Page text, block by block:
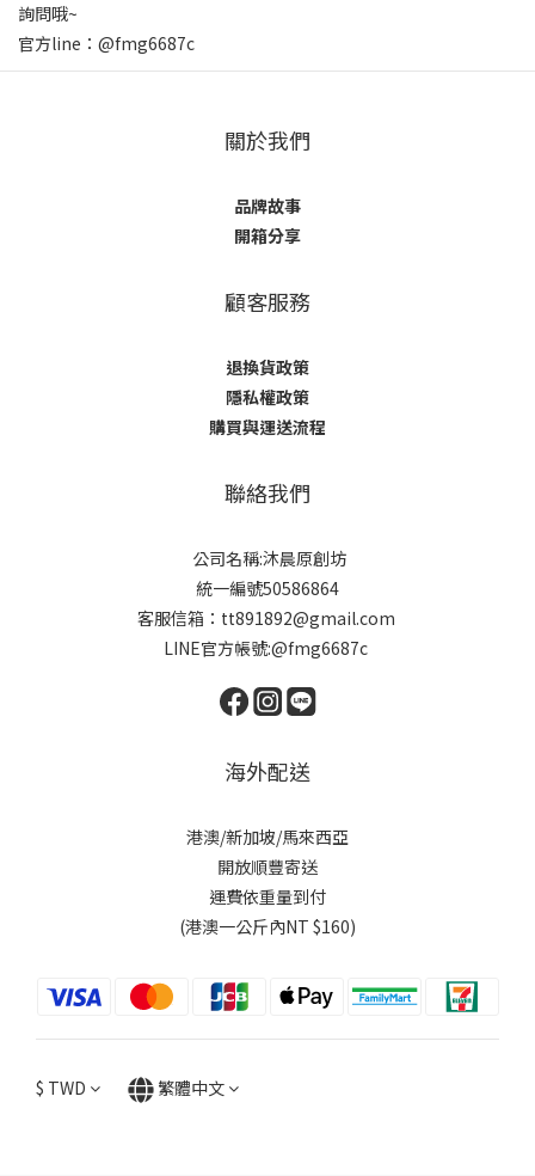
詢問哦~
官方line：@fmg6687c
關於我們
品牌故事
開箱分享
顧客服務
退換貨政策
隱私權政策
購買與運送流程
聯絡我們
公司名稱:沐晨原創坊
統一編號50586864
客服信箱：tt891892@gmail.com
LINE官方帳號:@fmg6687c
海外配送
港澳/新加坡/馬來西亞
開放順豐寄送
運費依重量到付
(港澳一公斤內NT $160)
$ TWD 繁體中文